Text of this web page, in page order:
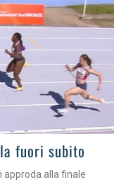
fuori subito
alla finale